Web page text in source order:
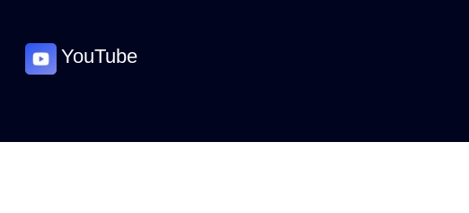
YouTube